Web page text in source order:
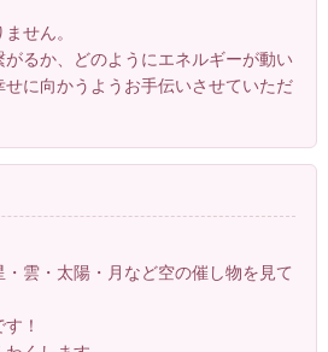
せん。
るか、どのようにエネルギーが動い
に向かうようお手伝いさせていただ
雲・太陽・月など空の催し物を見て
！